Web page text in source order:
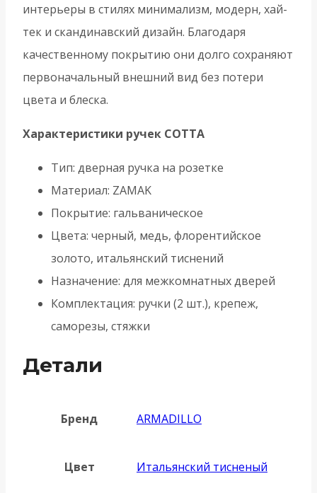
интерьеры в стилях минимализм, модерн, хай-
тек и скандинавский дизайн. Благодаря
качественному покрытию они долго сохраняют
первоначальный внешний вид без потери
цвета и блеска.
Характеристики ручек COTTA
Тип: дверная ручка на розетке
Материал: ZAMAK
Покрытие: гальваническое
Цвета: черный, медь, флорентийское
золото, итальянский тиснений
Назначение: для межкомнатных дверей
Комплектация: ручки (2 шт.), крепеж,
саморезы, стяжки
Детали
Бренд ARMADILLO
Цвет Итальянский тисненый